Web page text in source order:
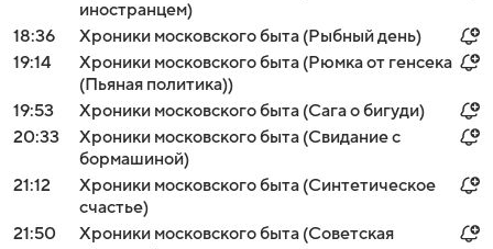
иностранцем)
18:36
Хроники московского быта (Рыбный день)
19:14
Хроники московского быта (Рюмка от генсека
(Пьяная политика))
19:53
Хроники московского быта (Сага о бигуди)
20:33
Хроники московского быта (Свидание с
бормашиной)
21:12
Хроники московского быта (Синтетическое
счастье)
21:50
Хроники московского быта (Советская